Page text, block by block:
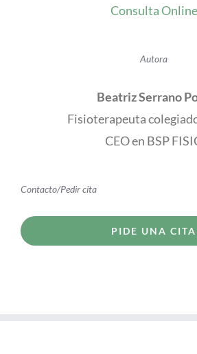
Consulta Online
Autora
Beatriz Serrano
Fisioterapeuta
CEO en BSP
Contacto/Pedir cita
PIDE UNA CITA